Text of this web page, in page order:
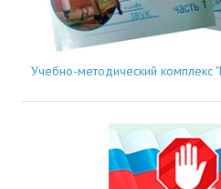
Учебно-методический комплекс